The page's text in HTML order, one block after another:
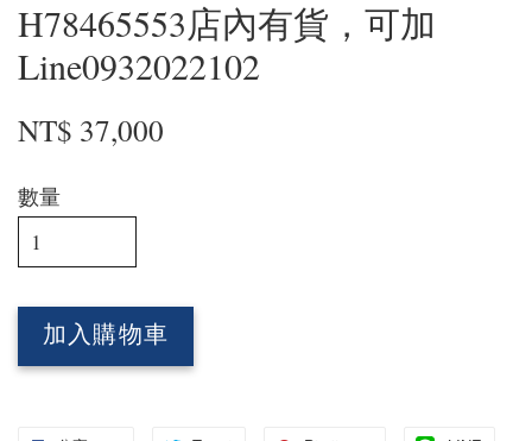
H78465553店內有貨，可加
Line0932022102
NT$ 37,000
數量
加入購物車